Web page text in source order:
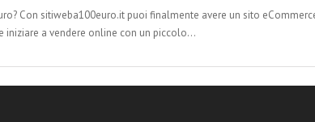
Con sitiweba100euro.it puoi finalmente avere un sito
iniziare a vendere online con un piccolo…